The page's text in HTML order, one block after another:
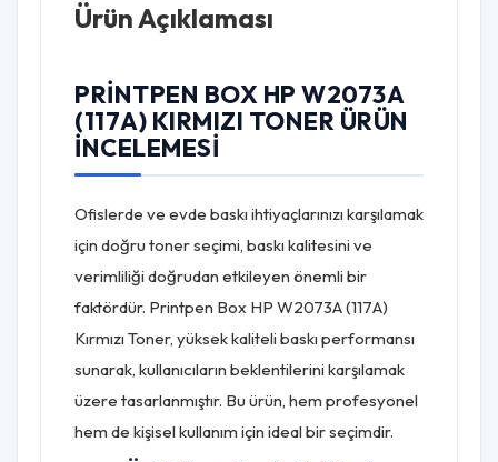
Ürün Açıklaması
PRINTPEN BOX HP W2073A
(117A) KIRMIZI TONER ÜRÜN
İNCELEMESI
Ofislerde ve evde baskı ihtiyaçlarınızı karşılamak
için doğru toner seçimi, baskı kalitesini ve
verimliliği doğrudan etkileyen önemli bir
faktördür. Printpen Box HP W2073A (117A)
Kırmızı Toner, yüksek kaliteli baskı performansı
sunarak, kullanıcıların beklentilerini karşılamak
üzere tasarlanmıştır. Bu ürün, hem profesyonel
hem de kişisel kullanım için ideal bir seçimdir.